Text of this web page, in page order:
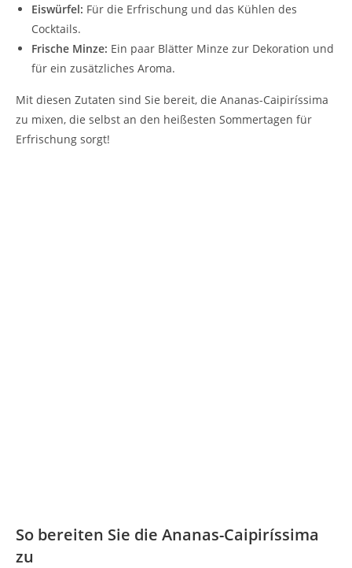
Eiswürfel: Für die Erfrischung und das Kühlen des
Cocktails.
Frische Minze: Ein paar Blätter Minze zur Dekoration und
für ein zusätzliches Aroma.
Mit diesen Zutaten sind Sie bereit, die Ananas-Caipiríssima
zu mixen, die selbst an den heißesten Sommertagen für
Erfrischung sorgt!
So bereiten Sie die Ananas-Caipiríssima
zu